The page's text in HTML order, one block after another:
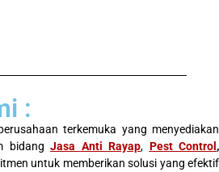
:
terkemuka yang menyediakan
bidang Jasa Anti Rayap, Pest Control,
untuk memberikan solusi yang efektif